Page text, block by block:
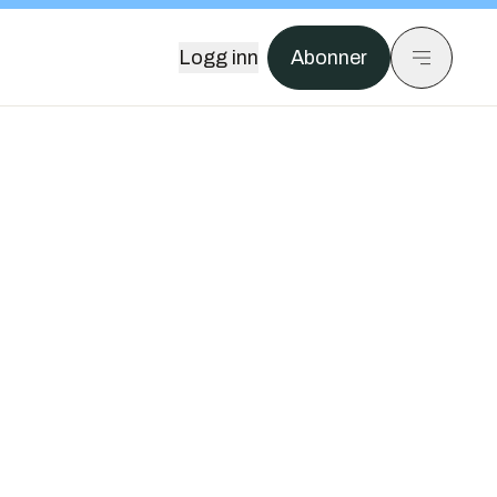
Logg inn Abonner